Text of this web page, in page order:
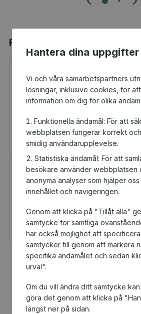
Hantera dina uppgifter
Vi och våra samarbetspartners
lösningar, inklusive cookies, för
information om dig för olika
Funktionella ändamål: För att
webbplatsen fungerar korrekt
smidig användarupplevelse.
Statistiska ändamål: För att
besökare använder webbplatsen
anonyma analyser som hjälper
innehållet och navigeringen.
Genom att klicka på "Tillåt alla"
samtycke för samtliga
har också möjlighet att
samtycker till genom att markera
specifika ändamålet och sedan
urval".
Om du vill ändra ditt samtycke
göra det genom att klicka på
längst ner på sidan.
Populära produkter
H&M Presentkort
Presentkort
Du och Stockholm
Berserkers Rugby FC
får 5 kr tillbaka
Du
får